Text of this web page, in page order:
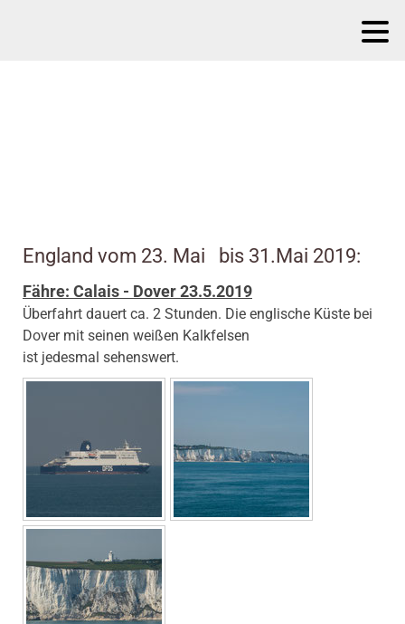
England vom 23. Mai bis 31.Mai 2019:
Fähre: Calais - Dover 23.5.2019
Überfahrt dauert ca. 2 Stunden. Die englische Küste bei
Dover mit seinen weißen Kalkfelsen
ist jedesmal sehenswert.